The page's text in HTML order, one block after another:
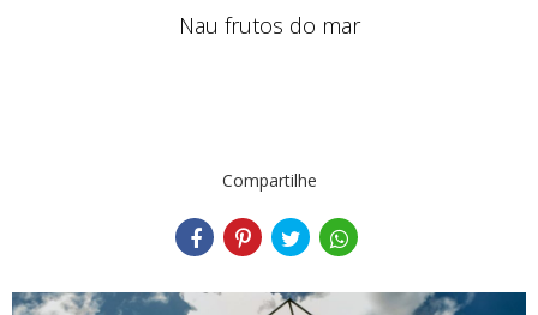
Nau frutos do mar
Compartilhe